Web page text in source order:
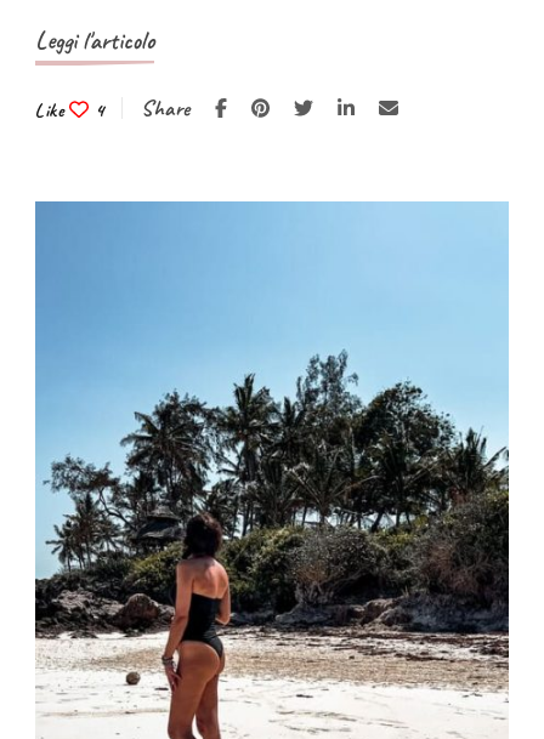
Leggi l'articolo
Like 4 Share